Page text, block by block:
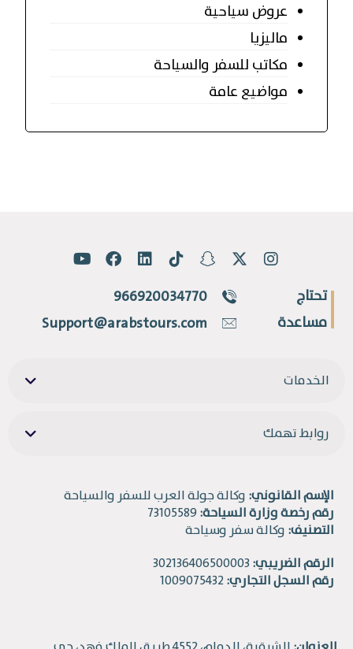
عروض سياحية
ماليزيا
مكاتب للسفر والسياحة
مواضيع عامة
تحتاج
مساعدة
966920034770
Support@arabstours.com
الخدمات
روابط تهمك
الإسم القانوني: وكالة جولة العرب للسفر والسياحة
رقم رخصة وزارة السياحة:
التصنيف: وكالة سفر وسياحة
الرقم الضريبي:
رقم السجل التجاري: